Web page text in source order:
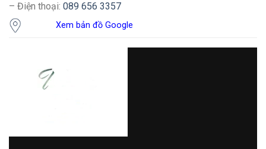
– Điện thoại: 089 656 3357
Xem bản đồ Google